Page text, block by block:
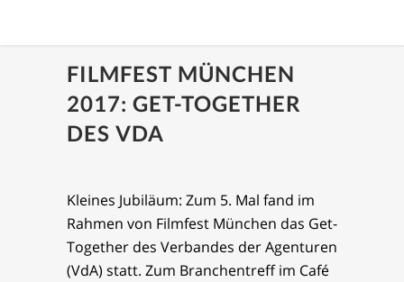
FILMFEST MÜNCHEN
2017: GET-TOGETHER
DES VDA
Kleines Jubiläum: Zum 5. Mal fand im
Rahmen von Filmfest München das Get-
Together des Verbandes der Agenturen
(VdA) statt. Zum Branchentreff im Café